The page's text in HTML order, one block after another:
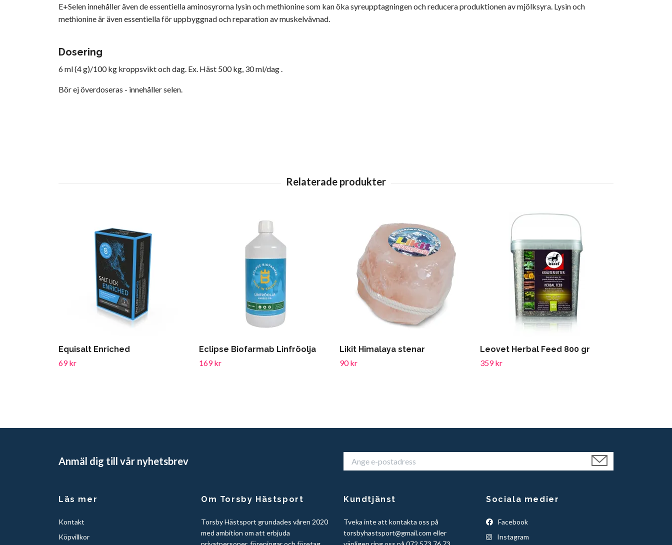
E+Selen innehåller även de essentiella aminosyrorna lysin och methionine som kan öka syreupptagningen och reducera produktionen av mjölksyra. Lysin och
methionine är även essentiella för uppbyggnad och reparation av muskelvävnad.
Dosering
6 ml (4 g)/100 kg kroppsvikt och dag. Ex. Häst 500 kg, 30 ml/dag .
Bör ej överdoseras - innehåller selen.
Equisalt Enriched
69 kr
Eclipse Biofarmab Linfröolja
169 kr
Likit Himalaya stenar
90 kr
Leovet Herbal Feed 800 gr
359 kr
Anmäl dig till vår nyhetsbrev
Läs mer
Kontakt
Köpvillkor
Om Torsby Hästsport
Torsby Hästsport grundades våren 2020
med ambition om att erbjuda
Kundtjänst
Tveka inte att kontakta oss på
torsbyhastsport@gmail.com eller
Sociala medier
Facebook
Instagram